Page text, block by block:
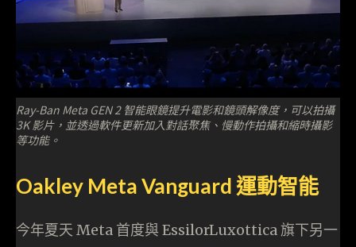
Ray-Ban Meta GEN 2 智能眼鏡提升電影和鏡頭解像度，可以拍攝
3K 影片，並透過軟件更新加入對話聚焦、慢動作拍攝和縮時攝影
等功能。
Oakley Meta Vanguard 運動智能
今年夏天 Meta 首度與 EssilorLuxottica 旗下另一